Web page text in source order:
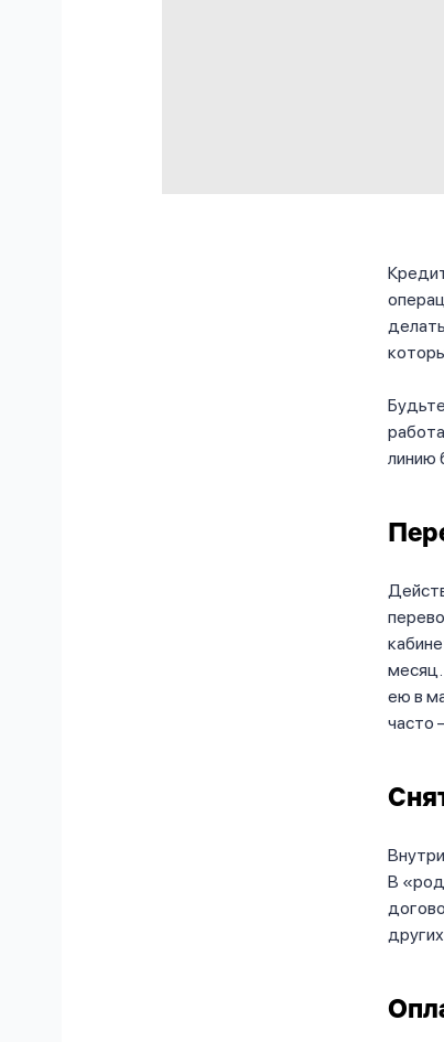
линию
месяц.
ею в
часто
В